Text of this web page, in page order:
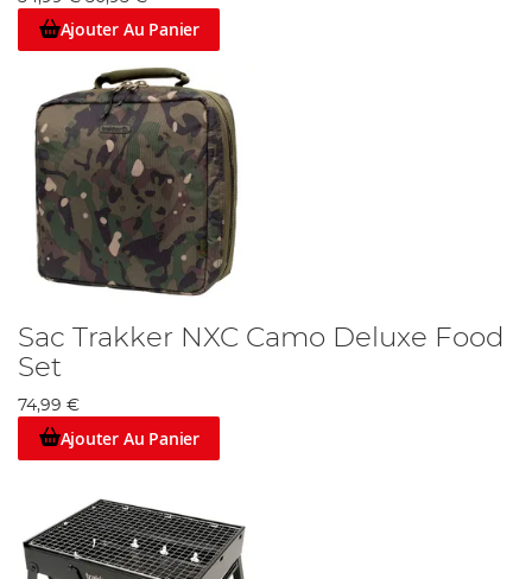
Ajouter Au Panier
Sac Trakker NXC Camo Deluxe Food
Set
74,99 €
Ajouter Au Panier